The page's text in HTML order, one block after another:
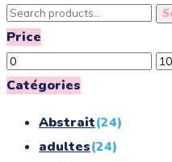
Search
for:
Price
Min
price
Max
Catégories
Abstrait(24)
adultes(24)